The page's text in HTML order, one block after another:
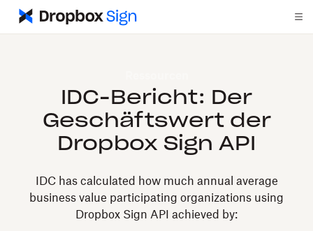
IDC-Bericht: Der
Geschäftswert der
Dropbox Sign API
IDC has calculated how much annual average
business value participating organizations using
Dropbox Sign API achieved by: